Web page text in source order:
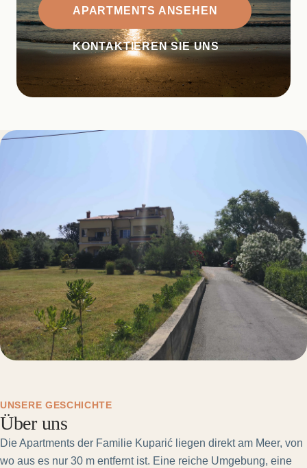
APARTMENTS ANSEHEN
KONTAKTIEREN SIE UNS
UNSERE GESCHICHTE
Über uns
Die Apartments der Familie Kuparić liegen direkt am Meer, von
wo aus es nur 30 m entfernt ist. Eine reiche Umgebung, eine